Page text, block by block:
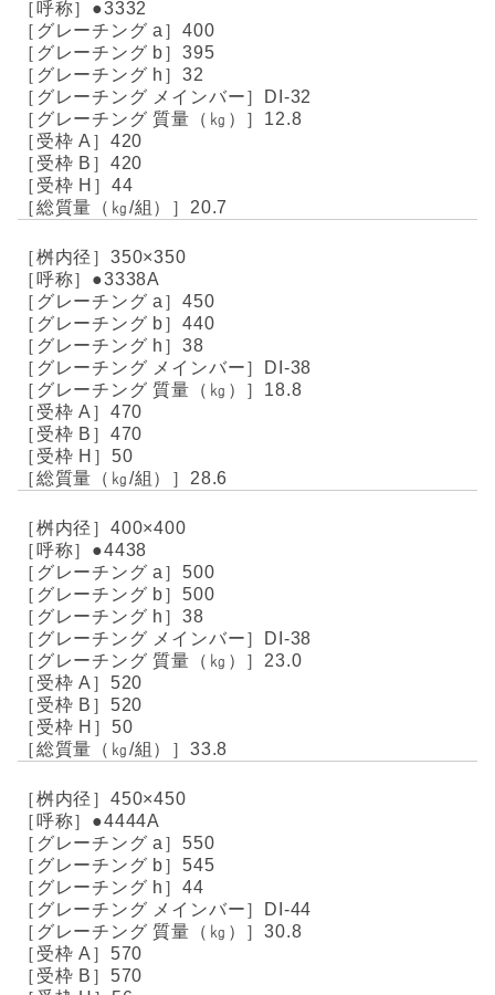
●3332
400
395
32
DI-32
12.8
420
420
44
20.7
350×350
●3338A
450
440
38
DI-38
18.8
470
470
50
28.6
400×400
●4438
500
500
38
DI-38
23.0
520
520
50
33.8
450×450
●4444A
550
545
44
DI-44
30.8
570
570